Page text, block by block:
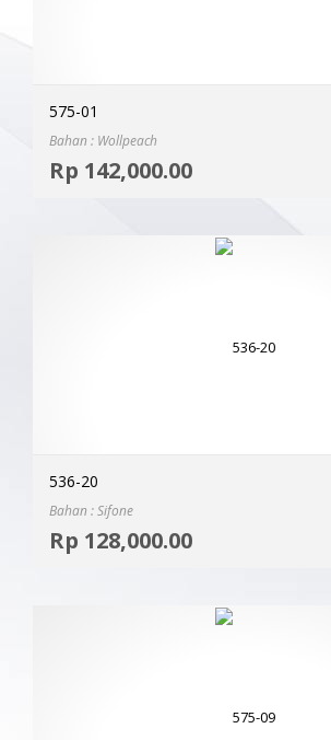
575-01
Bahan : Wollpeach
Rp 142,000.00
536-20
Bahan : Sifone
Rp 128,000.00